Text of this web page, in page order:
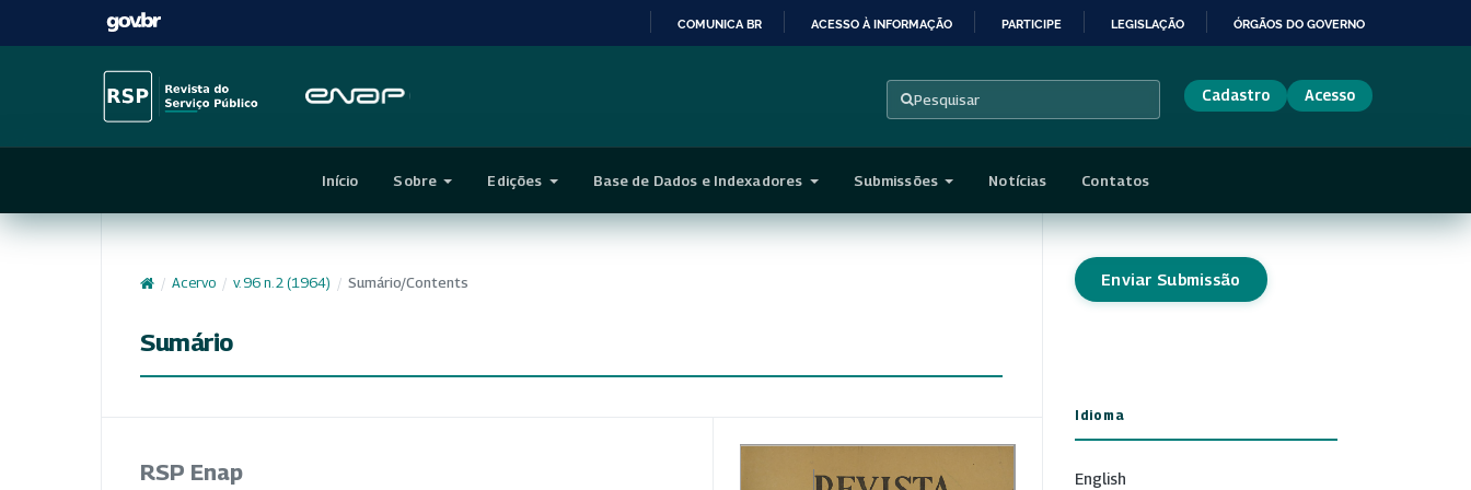
CONTEÚDO
COMUNICA BR ACESSO À INFORMAÇÃO PARTICIPE LEGISLAÇÃO ÓRGÃOS DO GOVERNO
Pesquisar Cadastro Acesso
Início Sobre Edições Base de Dados e Indexadores Submissões Notícias Contatos
/ Acervo / v. 96 n. 2 (1964) / Sumário/Contents
Sumário
RSP Enap
Enviar Submissão
Idioma
English